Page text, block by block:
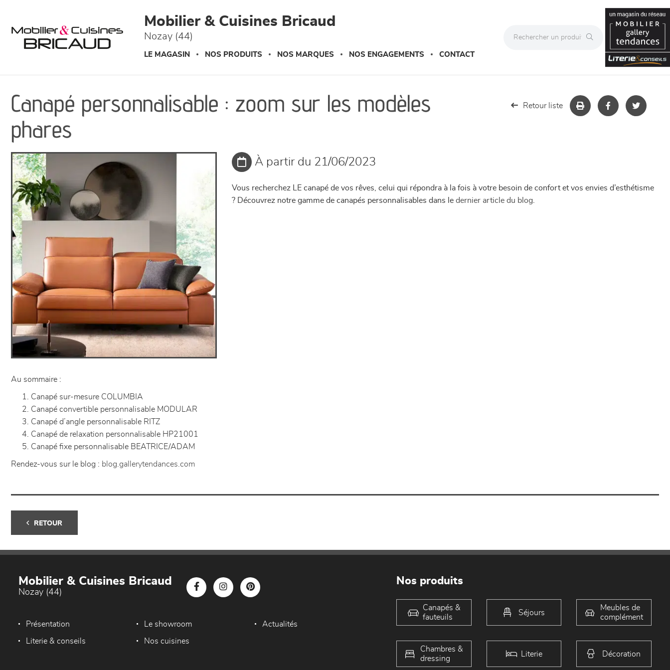
Mobilier & Cuisines Bricaud
Nozay (44)
LE MAGASIN NOS PRODUITS NOS MARQUES NOS ENGAGEMENTS CONTACT
Canapé personnalisable : zoom sur les modèles
phares
Retour liste
À partir du 21/06/2023
Vous recherchez LE canapé de vos rêves, celui qui répondra à la fois à votre besoin de confort et vos envies d’esthétisme
? Découvrez notre gamme de canapés personnalisables dans ledernier article du blog
Au sommaire :
Canapé sur-mesure COLUMBIA
Canapé convertible personnalisable MODULAR
Canapé d’angle personnalisable RITZ
Canapé de relaxation personnalisable HP21001
Canapé fixe personnalisable BEATRICE/ADAM
Rendez-vous sur le blog : blog.gallerytendances.com
RETOUR
Mobilier & Cuisines Bricaud
Nozay (44)
Présentation Le showroom Actualités
Literie & conseils Nos cuisines
Nos produits
Canapés &
fauteuils
Séjours
Meubles de
complément
Chambres &
dressing
Literie Décoration